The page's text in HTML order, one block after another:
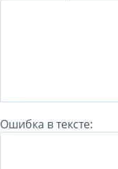
Ошибка в тексте: